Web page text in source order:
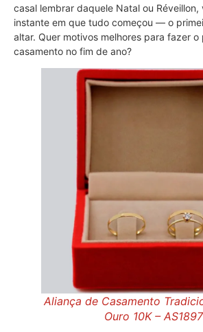
casal lembrar daquele Natal ou
instante em que tudo começou — o
altar. Quer motivos melhores para fazer
casamento no fim de ano?
Aliança de Casamento
Ouro 10K – AS1897